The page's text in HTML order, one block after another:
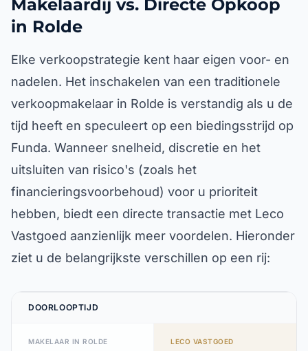
Makelaardij vs. Directe Opkoop
in Rolde
Elke verkoopstrategie kent haar eigen voor- en
nadelen. Het inschakelen van een traditionele
verkoopmakelaar in Rolde is verstandig als u de
tijd heeft en speculeert op een biedingsstrijd op
Funda. Wanneer snelheid, discretie en het
uitsluiten van risico's (zoals het
financieringsvoorbehoud) voor u prioriteit
hebben, biedt een directe transactie met Leco
Vastgoed aanzienlijk meer voordelen. Hieronder
ziet u de belangrijkste verschillen op een rij:
DOORLOOPTIJD
MAKELAAR IN ROLDE LECO VASTGOED